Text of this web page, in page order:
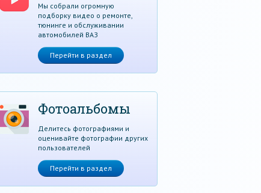
Мы собрали огромную
подборку видео о ремонте,
тюнинге и обслуживании
автомобилей ВАЗ
Перейти в раздел
Фотоальбомы
Делитесь фотографиями и
оценивайте фотографии других
пользователей
Перейти в раздел